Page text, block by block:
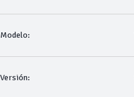
Modelo:
Versión: